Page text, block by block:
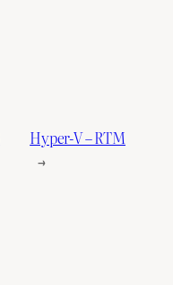
Hyper-V – RTM
→